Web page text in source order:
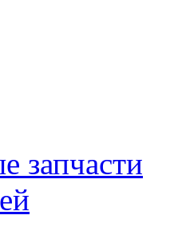
запчасти